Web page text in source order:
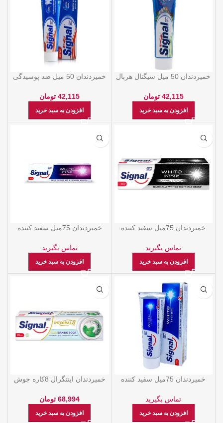
خمیردندان 50 میل سیگنال هربال
42,115 تومان
افزودن به سبد خرید
خمیردندان 50 میل ضد پوسیدگی
42,115 تومان
افزودن به سبد خرید
خمیردندان 75میل سفید کننده
تماس بگیرید
افزودن به سبد خرید
خمیردندان 75میل سفید کننده
تماس بگیرید
افزودن به سبد خرید
خمیردندان 75میل سفید کننده
تماس بگیرید
افزودن به سبد خرید
خمیردندان اینتگرال 8کاره جوش
68,994 تومان
افزودن به سبد خرید